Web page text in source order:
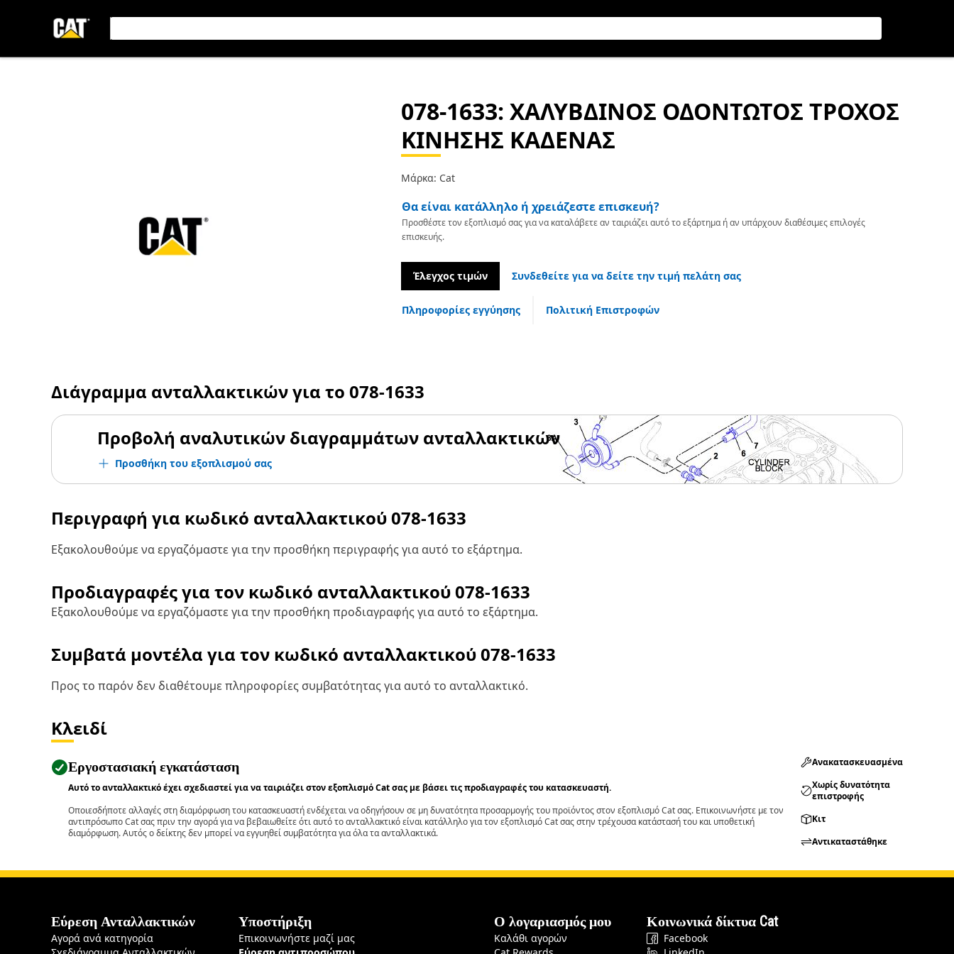
078-1633: ΧΑΛΥΒΔΙΝΟΣ ΟΔΟΝΤΩΤΟΣ ΤΡΟΧΟΣ
ΚΙΝΗΣΗΣ ΚΑΔΕΝΑΣ
Μάρκα: Cat
Θα είναι κατάλληλο ή χρειάζεστε επισκευή?
Προσθέστε τον εξοπλισμό σας για να καταλάβετε αν ταιριάζει αυτό το εξάρτημα ή αν υπάρχουν διαθέσιμες επιλογές
επισκευής.
Έλεγχος τιμών Συνδεθείτε για να δείτε την τιμή πελάτη σας
Πληροφορίες εγγύησης Πολιτική Επιστροφών
Διάγραμμα ανταλλακτικών για το 078-1633
Προβολή αναλυτικών διαγραμμάτων ανταλλακτικών
Προσθήκη του εξοπλισμού σας
Περιγραφή για κωδικό ανταλλακτικού078-1633
Εξακολουθούμε να εργαζόμαστε για την προσθήκη περιγραφής για αυτό το εξάρτημα.
Προδιαγραφές για τον κωδικό ανταλλακτικού078-1633
Εξακολουθούμε να εργαζόμαστε για την προσθήκη προδιαγραφής για αυτό το εξάρτημα.
Συμβατά μοντέλα για τον κωδικό ανταλλακτικού078-1633
Προς το παρόν δεν διαθέτουμε πληροφορίες συμβατότητας για αυτό το ανταλλακτικό.
Κλειδί
Εργοστασιακή εγκατάσταση
Αυτό το ανταλλακτικό έχει σχεδιαστεί για να ταιριάζει στον εξοπλισμό Cat σας με βάσει τις προδιαγραφές του κατασκευαστή.
Οποιεσδήποτε αλλαγές στη διαμόρφωση του κατασκευαστή ενδέχεται να οδηγήσουν σε μη δυνατότητα προσαρμογής του προϊόντος στον εξοπλισμό Cat σας. Επικοινωνήστε με τον
αντιπρόσωπο Cat σας πριν την αγορά για να βεβαιωθείτε ότι αυτό το ανταλλακτικό είναι κατάλληλο για τον εξοπλισμό Cat σας στην τρέχουσα κατάστασή του και υποθετική
διαμόρφωση. Αυτός ο δείκτης δεν μπορεί να εγγυηθεί συμβατότητα για όλα τα ανταλλακτικά.
Ανακατασκευασμένα
Χωρίς δυνατότητα
επιστροφής
Κιτ
Αντικαταστάθηκε
Εύρεση Ανταλλακτικών
Αγορά ανά κατηγορία
Υποστήριξη
Επικοινωνήστε μαζί μας
Ο λογαριασμός μου
Καλάθι αγορών
Κοινωνικά δίκτυα Cat
Facebook